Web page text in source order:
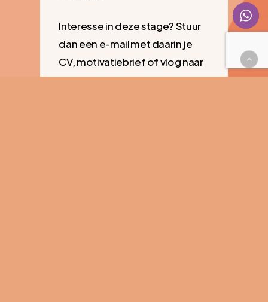
Interesse in deze stage? Stuur
dan een e-mail met daarin je
CV, motivatiebrief of vlog naar
Tessa van Delft-Kok